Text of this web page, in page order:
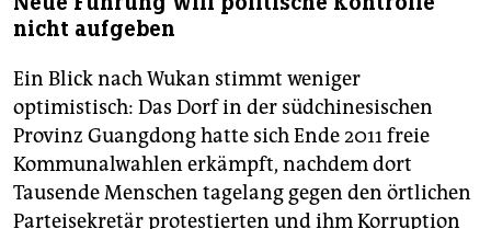
nicht aufgeben
Ein Blick nach Wukan stimmt weniger
optimistisch: Das Dorf in der südchinesischen
Provinz Guangdong hatte sich Ende 2011 freie
Kommunalwahlen erkämpft, nachdem dort
Tausende Menschen tagelang gegen den örtlichen
Parteisekretär protestierten und ihm Korruption